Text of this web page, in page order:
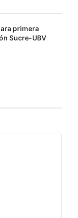
primera
Sucre-UBV